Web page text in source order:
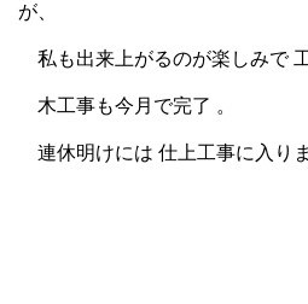
が、
私も出来上がるのが楽しみで
木工事も今月で完了 。
連休明けには 仕上工事に入りま
テクニカル